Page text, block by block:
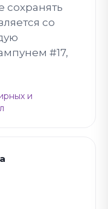
сохранять
со
#17,
и